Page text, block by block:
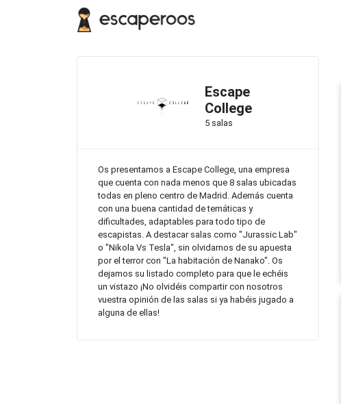
Escape
College
5 salas
Os presentamos a Escape College, una empresa
que cuenta con nada menos que 8 salas ubicadas
todas en pleno centro de Madrid. Además cuenta
con una buena cantidad de temáticas y
dificultades, adaptables para todo tipo de
escapistas. A destacar salas como "Jurassic Lab"
o "Nikola Vs Tesla", sin olvidarnos de su apuesta
por el terror con "La habitación de Nanako". Os
dejamos su listado completo para que le echéis
un vistazo ¡No olvidéis compartir con nosotros
vuestra opinión de las salas si ya habéis jugado a
alguna de ellas!